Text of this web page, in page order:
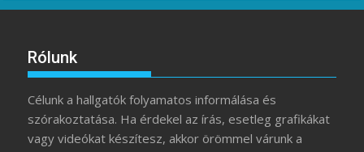
Rólunk
Célunk a hallgatók folyamatos informálása és
szórakoztatása. Ha érdekel az írás, esetleg grafikákat
vagy videókat készítesz, akkor örömmel várunk a